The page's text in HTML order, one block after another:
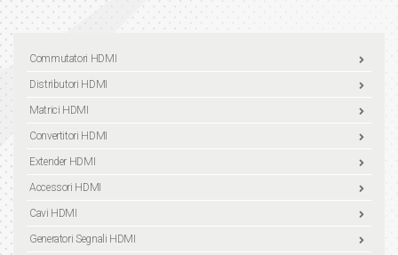
Commutatori HDMI
Distributori HDMI
Matrici HDMI
Convertitori HDMI
Extender HDMI
Accessori HDMI
Cavi HDMI
Generatori Segnali HDMI